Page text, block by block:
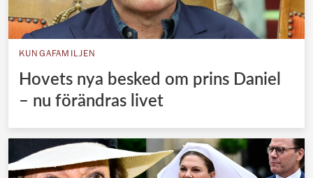
KUNGAFAMILJEN
Hovets nya besked om prins Daniel
– nu förändras livet